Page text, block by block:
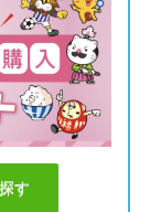
す